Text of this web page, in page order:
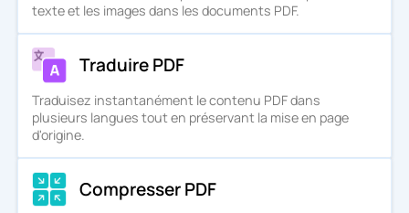
texte et les images dans les documents PDF.
Traduire PDF
Traduisez instantanément le contenu PDF dans
plusieurs langues tout en préservant la mise en page
d'origine.
Compresser PDF